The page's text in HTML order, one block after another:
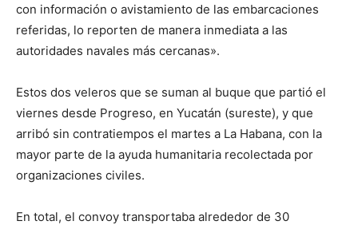
con información o avistamiento de las embarcaciones
referidas, lo reporten de manera inmediata a las
autoridades navales más cercanas».
Estos dos veleros que se suman al buque que partió el
viernes desde Progreso, en Yucatán (sureste), y que
arribó sin contratiempos el martes a La Habana, con la
mayor parte de la ayuda humanitaria recolectada por
organizaciones civiles.
En total, el convoy transportaba alrededor de 30